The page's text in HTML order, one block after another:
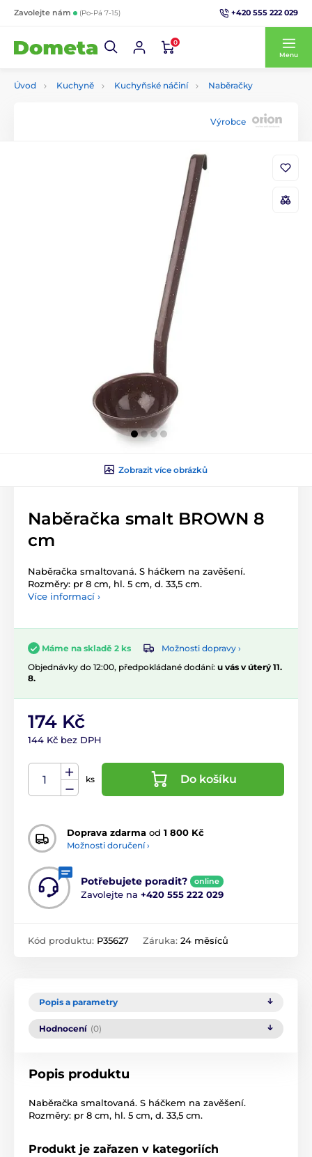
Zavolejte nám (Po-Pá 7-15) +420 555 222 029
0
Menu
Úvod Kuchyně Kuchyňské náčiní Naběračky
Výrobce
Zobrazit více obrázků
Naběračka smalt BROWN 8
cm
Naběračka smaltovaná. S háčkem na zavěšení.
Rozměry: pr 8 cm, hl. 5 cm, d. 33,5 cm.
Více informací ›
Máme na skladě 2 ks
Možnosti dopravy ›
Objednávky do 12:00, předpokládané dodání: u vás v úterý 11.
8.
174 Kč
144 Kč bez DPH
ks Do košíku
Doprava zdarma od 1 800 Kč
Možnosti doručení ›
Potřebujete poradit? online
Zavolejte na +420 555 222 029
Kód produktu: P35627 Záruka: 24 měsíců
Popis a parametry
Hodnocení (0)
Popis produktu
Naběračka smaltovaná. S háčkem na zavěšení.
Rozměry: pr 8 cm, hl. 5 cm, d. 33,5 cm.
Produkt je zařazen v kategoriích